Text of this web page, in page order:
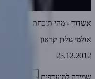
אשדוד - מהי תוכחת יוסף לאחיו?
אולמי גולדן קראון
23.12.2012
שמירה למועדפים